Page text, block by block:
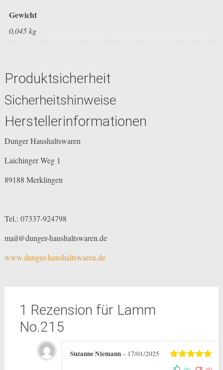
Gewicht
0,045 kg
Produktsicherheit
Sicherheitshinweise
Herstellerinformationen
Dunger Haushaltswaren
Laichinger Weg 1
89188 Merklingen
Tel.: 07337-924798
mail@dunger-haushaltswaren.de
www.dunger-haushaltswaren.de
1 Rezension für Lamm
No.215
Bewertet mit
Suzanne Niemann– 17/01/2025